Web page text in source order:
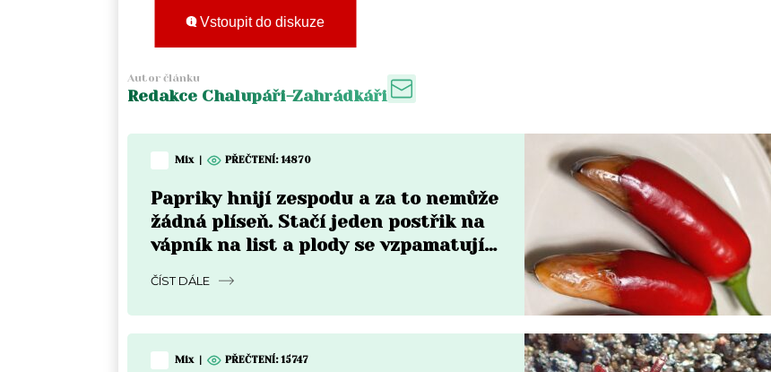
Vstoupit do diskuze
Autor článku
Redakce Chalupáři-Zahrádkáři
Mix | PŘEČTENÍ:14870
Papriky hnijí zespodu a za to nemůže
žádná plíseň. Stačí jeden postřik na
vápník na list a plody se vzpamatují
ČÍST DÁLE
Mix | PŘEČTENÍ:15747